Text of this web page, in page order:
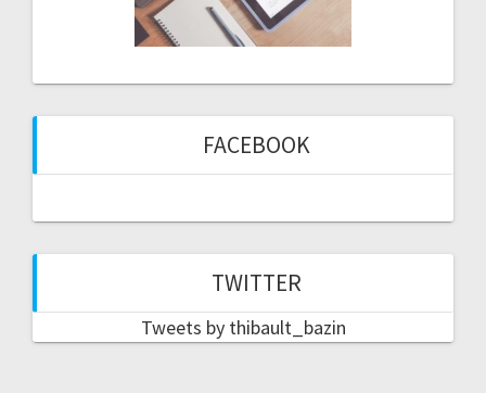
FACEBOOK
TWITTER
Tweets by thibault_bazin